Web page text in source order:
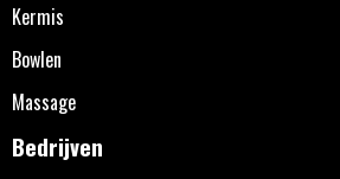
Kermis
Bowlen
Massage
Bedrijven